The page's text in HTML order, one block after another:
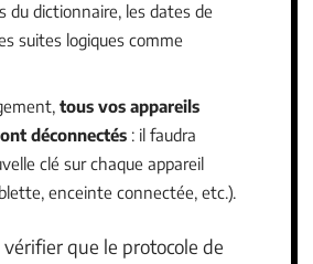
du dictionnaire, les dates de
suites logiques comme
tous vos appareils
déconnectés : il faudra
clé sur chaque appareil
enceinte connectée, etc.).
vérifier que le protocole de